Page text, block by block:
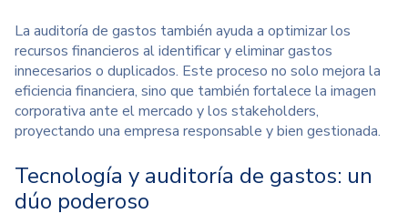
La auditoría de gastos también ayuda a optimizar los
recursos financieros al identificar y eliminar gastos
innecesarios o duplicados. Este proceso no solo mejora la
eficiencia financiera, sino que también fortalece la imagen
corporativa ante el mercado y los stakeholders,
proyectando una empresa responsable y bien gestionada.
Tecnología y auditoría de gastos: un
dúo poderoso